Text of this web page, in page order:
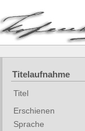
Titelaufnahme
Titel
Erschienen
Sprache